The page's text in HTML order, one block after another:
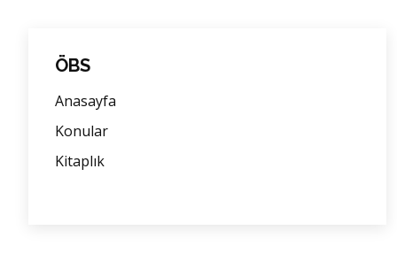
ÖBS
Anasayfa
Konular
Kitaplık